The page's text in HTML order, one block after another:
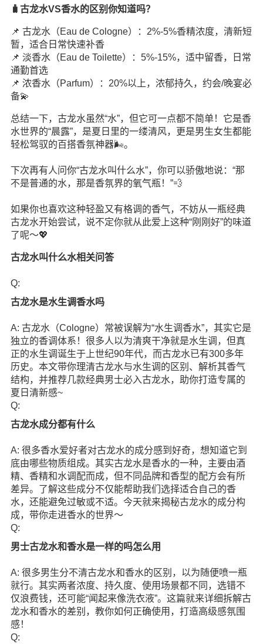
🧳古龙水VS香水的区别你知道吗？
📌 古龙水（Eau de Cologne）：2%-5%香精浓度，清新短
暂，适合日常快速补香
📌 淡香水（Eau de Toilette）：5%-15%，适中留香，日常
通勤首选
📌 浓香水（Parfum）：20%以上，浓郁持久，约会/晚宴必
备💫
总结一下，古龙水虽然“水”，但它可一点都不简单！它是香
水世界的“晨露”，是夏日里的一缕清风，更是男生女生都能
轻松驾驭的百搭香氛神器🌬️。
下次再有人问你“古龙水叫什么水”，你可以骄傲地说：“那
不是普通的水，那是香氛界的氧气瓶！”💨
如果你也喜欢这种轻盈又有格调的香气，不妨从一瓶经典
古龙水开始尝试，说不定你就从此爱上这种“刚刚好”的味道
了呢～💖
古龙水叫什么水相关问答
Q:
古龙水是水生调香水吗
A: 古龙水（Cologne）常被误解为“水生调香水”，其实它是
独立的香调体系！很多人以为清爽干净就是水生调，但真
正的水生调诞生于上世纪90年代，而古龙水已有300多年
历史。本文带你理清古龙水与水生调的区别、解析其香气
结构，并推荐几款经典男士必入古龙水，助你打造专属的
夏日清新感~
Q:
古龙水成分都有什么
A: 很多香水爱好者对古龙水的成分感到好奇，想知道它到
底由哪些物质组成。其实古龙水是香水的一种，主要由酒
精、香精和水调配而成，但不同品牌和香型的配方会有所
差异。了解这些成分不仅能帮助我们选择适合自己的香
水，还能避免过敏或不适。今天就来揭秘古龙水的成分构
成，带你走进香水的世界～
Q:
男士古龙水和香水是一样的吗怎么用
A: 很多男生分不清古龙水和香水的区别，以为随便喷一瓶
就行。其实两者浓度、持久度、使用场景都不同，选错不
仅浪费钱，还可能“闻起来像洗衣液”。这篇就来详细拆解古
龙水和香水的差别，教你如何正确使用，打造高级感氛围
感！
Q: